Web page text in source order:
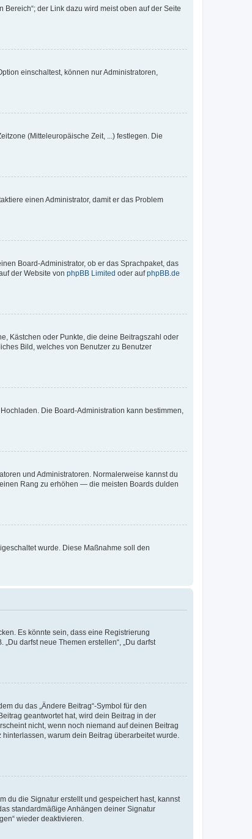
der Link dazu wird meist oben auf der Seite
einschaltest, können nur Administratoren,
(Mitteleuropäische Zeit, ...) festlegen. Die
einen Administrator, damit er das Problem
Board-Administrator, ob er das Sprachpaket, das
der Website von phpBB Limited oder aufphpBB.de
Kästchen oder Punkte, die deine Beitragszahl oder
Bild, welches von Benutzer zu Benutzer
Die Board-Administration kann bestimmen,
und Administratoren. Normalerweise kannst du
Rang zu erhöhen — die meisten Boards dulden
wurde. Diese Maßnahme soll den
Es könnte sein, dass eine Registrierung
darfst neue Themen erstellen“, „Du darfst
du das „Ändere Beitrag“-Symbol für den
geantwortet hat, wird dein Beitrag in der
nicht, wenn noch niemand auf deinen Beitrag
warum dein Beitrag überarbeitet wurde.
du die Signatur erstellt und gespeichert hast, kannst
standardmäßige Anhängen deiner Signatur
wieder deaktivieren.